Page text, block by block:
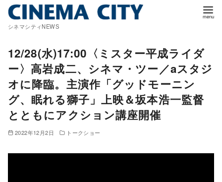
シネマシティNEWS
12/28(水)17:00〈ミスター平成ライダ
ー〉高岩成二、シネマ・ツー／aスタジ
オに降臨。主演作「グッドモーニン
グ、眠れる獅子」上映＆坂本浩一監督
とともにアクション講座開催
2022年12月2日 トークショー